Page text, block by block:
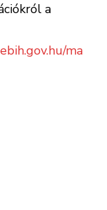
a
ma